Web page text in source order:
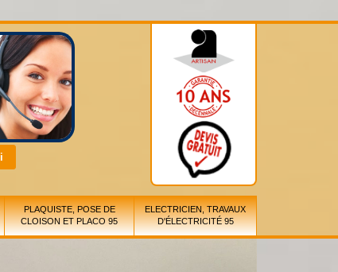
PLAQUISTE, POSE DE
CLOISON ET PLACO 95
ELECTRICIEN, TRAVAUX
D'ÉLECTRICITÉ 95